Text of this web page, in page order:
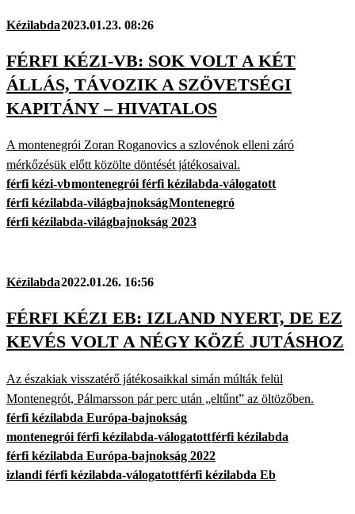
Kézilabda2023.01.23. 08:26
FÉRFI KÉZI-VB: SOK VOLT A KÉT
ÁLLÁS, TÁVOZIK A SZÖVETSÉGI
KAPITÁNY – HIVATALOS
A montenegrói Zoran Roganovics a szlovénok elleni záró
mérkőzésük előtt közölte döntését játékosaival.
férfi kézi-vbmontenegrói férfi kézilabda-válogatott
férfi kézilabda-világbajnokságMontenegró
férfi kézilabda-világbajnokság 2023
Kézilabda2022.01.26. 16:56
FÉRFI KÉZI EB: IZLAND NYERT, DE EZ
KEVÉS VOLT A NÉGY KÖZÉ JUTÁSHOZ
Az északiak visszatérő játékosaikkal simán múlták felül
Montenegrót, Pálmarsson pár perc után „eltűnt” az öltözőben.
férfi kézilabda Európa-bajnokság
montenegrói férfi kézilabda-válogatottférfi kézilabda
férfi kézilabda Európa-bajnokság 2022
izlandi férfi kézilabda-válogatottférfi kézilabda Eb